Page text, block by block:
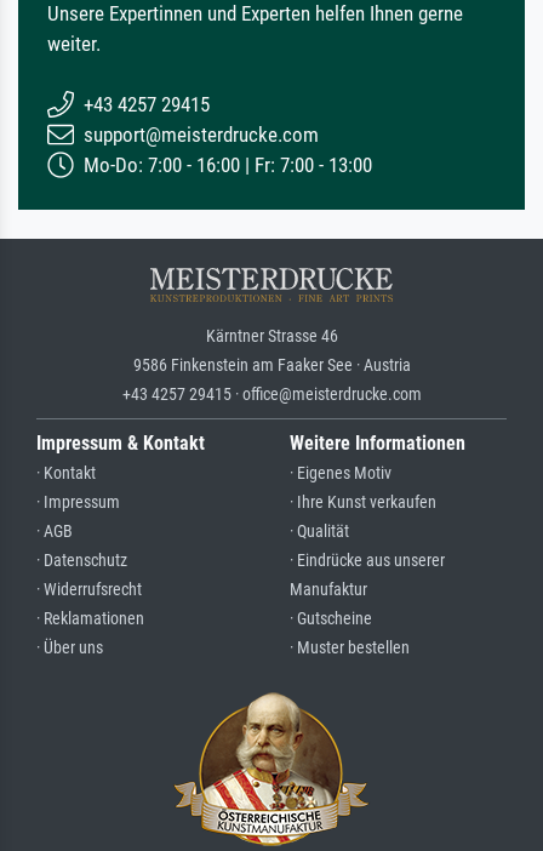
Unsere Expertinnen und Experten helfen Ihnen gerne
weiter.
+43 4257 29415
support@meisterdrucke.com
Mo-Do: 7:00 - 16:00 | Fr: 7:00 - 13:00
Kärntner Strasse 46
9586 Finkenstein am Faaker See · Austria
+43 4257 29415 · office@meisterdrucke.com
Impressum & Kontakt
· Kontakt
· Impressum
· AGB
· Datenschutz
· Widerrufsrecht
· Reklamationen
· Über uns
Weitere Informationen
· Eigenes Motiv
· Ihre Kunst verkaufen
· Qualität
· Eindrücke aus unserer
Manufaktur
· Gutscheine
· Muster bestellen